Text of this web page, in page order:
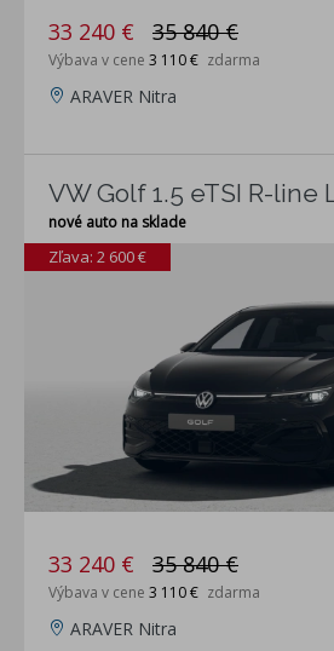
33 240 € 35 840 €
Výbava v cene 3 110 € zdarma
ARAVER Nitra
VW Golf 1.5 eTSI R-line
nové auto na sklade
Zľava: 2 600 €
33 240 € 35 840 €
Výbava v cene 3 110 € zdarma
ARAVER Nitra